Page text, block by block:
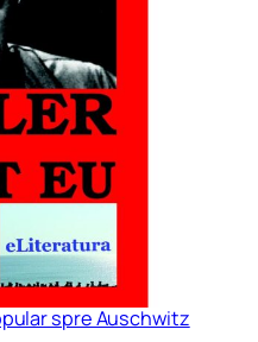
spre Auschwitz